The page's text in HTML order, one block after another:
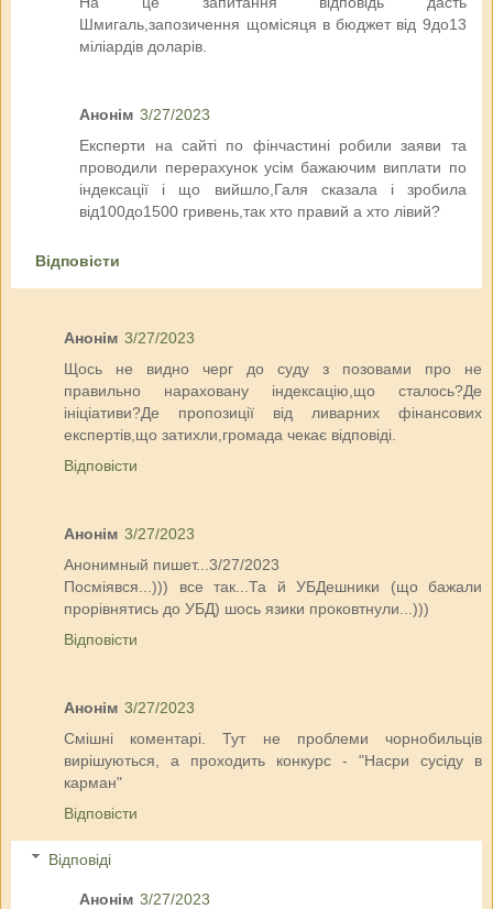
Шмигаль,запозичення щомісяця в бюджет від 9до13
міліардів доларів.
Анонім 3/27/2023
Експерти на сайті по фінчастині робили заяви та
проводили перерахунок усім бажаючим виплати по
індексації і що вийшло,Галя сказала і зробила
від100до1500 гривень,так хто правий а хто лівий?
Відповісти
Анонім 3/27/2023
Щось не видно черг до суду з позовами про не
правильно нараховану індексацію,що сталось?Де
ініціативи?Де пропозиції від ливарних фінансових
експертів,що затихли,громада чекає відповіді.
Відповісти
Анонім 3/27/2023
Анонимный пишет...3/27/2023
Посміявся...))) все так...Та й УБДешники (що бажали
прорівнятись до УБД) шось язики проковтнули...)))
Відповісти
Анонім 3/27/2023
Смішні коментарі. Тут не проблеми чорнобильців
вирішуються, а проходить конкурс - "Насри сусіду в
карман"
Відповісти
Відповіді
Анонім 3/27/2023